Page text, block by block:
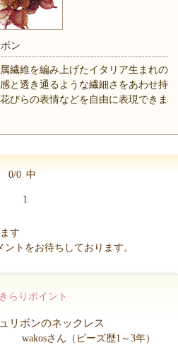
ン
繊維を編み上げたイタリア生まれの
と透き通るような繊細さをあわせ持
びらの表情などを自由に表現できま
0/0 中
1
す
トをお待ちしております。
きらりポイント
リボンのネックレス
wakosさん（ビーズ歴1～3年）